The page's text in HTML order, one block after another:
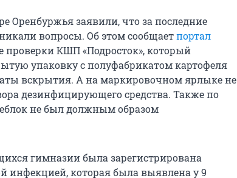
Оренбуржья заявили, что за последние
вопросы. Об этом сообщаетпортал
проверки КШП «Подросток», который
упаковку с полуфабрикатом картофеля
вскрытия. А на маркировочном ярлыке не
дезинфицирующего средства. Также по
не был должным образом
гимназии была зарегистрирована
инфекцией, которая была выявлена у 9